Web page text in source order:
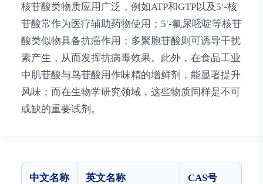
核苷酸类物质应用广泛，例如ATP和GTP以及5′-核
苷酸常作为医疗辅助药物使用；5′-氟尿嘧啶等核苷
酸类似物具备抗癌作用；多聚胞苷酸则可诱导干扰
素产生，从而发挥抗病毒效果。此外，在食品工业
中肌苷酸与鸟苷酸用作味精的增鲜剂，能显著提升
风味；而在生物学研究领域，这些物质同样是不可
或缺的重要试剂。
中文名称 英文名称 CAS号